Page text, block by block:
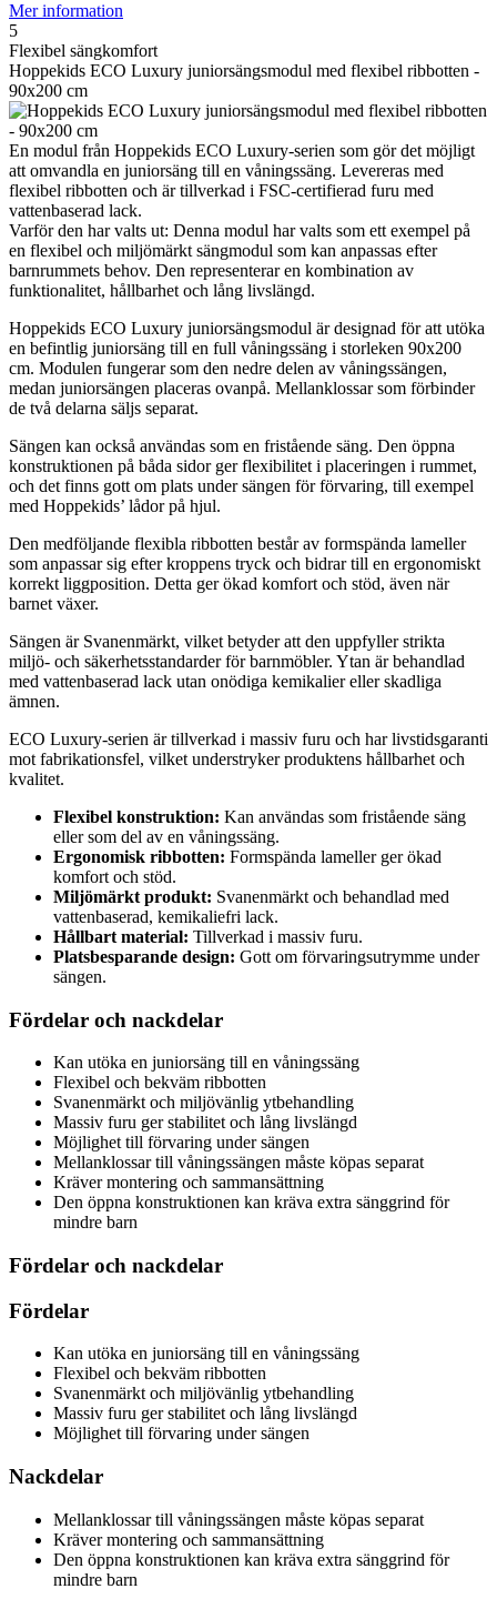
Mer information
5
Flexibel sängkomfort
Hoppekids ECO Luxury juniorsängsmodul med flexibel ribbotten -
90x200 cm
En modul från Hoppekids ECO Luxury-serien som gör det möjligt
att omvandla en juniorsäng till en våningssäng. Levereras med
flexibel ribbotten och är tillverkad i FSC-certifierad furu med
vattenbaserad lack.
Varför den har valts ut: Denna modul har valts som ett exempel på
en flexibel och miljömärkt sängmodul som kan anpassas efter
barnrummets behov. Den representerar en kombination av
funktionalitet, hållbarhet och lång livslängd.
Hoppekids ECO Luxury juniorsängsmodul är designad för att utöka
en befintlig juniorsäng till en full våningssäng i storleken 90x200
cm. Modulen fungerar som den nedre delen av våningssängen,
medan juniorsängen placeras ovanpå. Mellanklossar som förbinder
de två delarna säljs separat.
Sängen kan också användas som en fristående säng. Den öppna
konstruktionen på båda sidor ger flexibilitet i placeringen i rummet,
och det finns gott om plats under sängen för förvaring, till exempel
med Hoppekids’ lådor på hjul.
Den medföljande flexibla ribbotten består av formspända lameller
som anpassar sig efter kroppens tryck och bidrar till en ergonomiskt
korrekt liggposition. Detta ger ökad komfort och stöd, även när
barnet växer.
Sängen är Svanenmärkt, vilket betyder att den uppfyller strikta
miljö- och säkerhetsstandarder för barnmöbler. Ytan är behandlad
med vattenbaserad lack utan onödiga kemikalier eller skadliga
ämnen.
ECO Luxury-serien är tillverkad i massiv furu och har livstidsgaranti
mot fabrikationsfel, vilket understryker produktens hållbarhet och
kvalitet.
Flexibel konstruktion: Kan användas som fristående säng
eller som del av en våningssäng.
Ergonomisk ribbotten: Formspända lameller ger ökad
komfort och stöd.
Miljömärkt produkt: Svanenmärkt och behandlad med
vattenbaserad, kemikaliefri lack.
Hållbart material: Tillverkad i massiv furu.
Platsbesparande design: Gott om förvaringsutrymme under
sängen.
Fördelar och nackdelar
Kan utöka en juniorsäng till en våningssäng
Flexibel och bekväm ribbotten
Svanenmärkt och miljövänlig ytbehandling
Massiv furu ger stabilitet och lång livslängd
Möjlighet till förvaring under sängen
Mellanklossar till våningssängen måste köpas separat
Kräver montering och sammansättning
Den öppna konstruktionen kan kräva extra sänggrind för
mindre barn
Fördelar och nackdelar
Fördelar
Kan utöka en juniorsäng till en våningssäng
Flexibel och bekväm ribbotten
Svanenmärkt och miljövänlig ytbehandling
Massiv furu ger stabilitet och lång livslängd
Möjlighet till förvaring under sängen
Nackdelar
Mellanklossar till våningssängen måste köpas separat
Kräver montering och sammansättning
Den öppna konstruktionen kan kräva extra sänggrind för
mindre barn